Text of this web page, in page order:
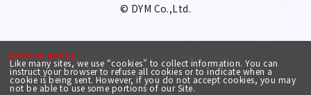
privacy policy
Like many sites, we use “cookies” to collect information. You can
instruct your browser to refuse all cookies or to indicate when a
cookie is being sent. However, if you do not accept cookies, you may
not be able to use some portions of our Site.
© DYM Co.,Ltd.